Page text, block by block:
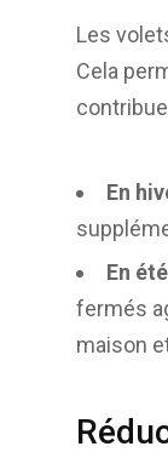
Les
Cela
En
En été
fermés
maison